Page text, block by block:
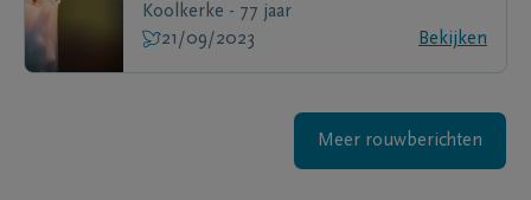
Koolkerke - 77 jaar
21/09/2023
Bekijken
Meer rouwberichten